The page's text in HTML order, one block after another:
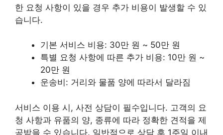
한 요청 사항이 있을 경우 추가 비용이 발생할 수 있
습니다.
기본 서비스 비용: 30만 원 ~ 50만 원
특별 요청 사항에 따른 추가 비용: 10만 원 ~
20만 원
운송비: 거리와 물품 양에 따라서 달라짐
서비스 이용 시, 사전 상담이 필수입니다. 고객의 요
청 사항과 유품의 양, 종류에 따라 정확한 견적을 제
공받을 수 있습니다. 일반적으로 상담 후 1주일 이내